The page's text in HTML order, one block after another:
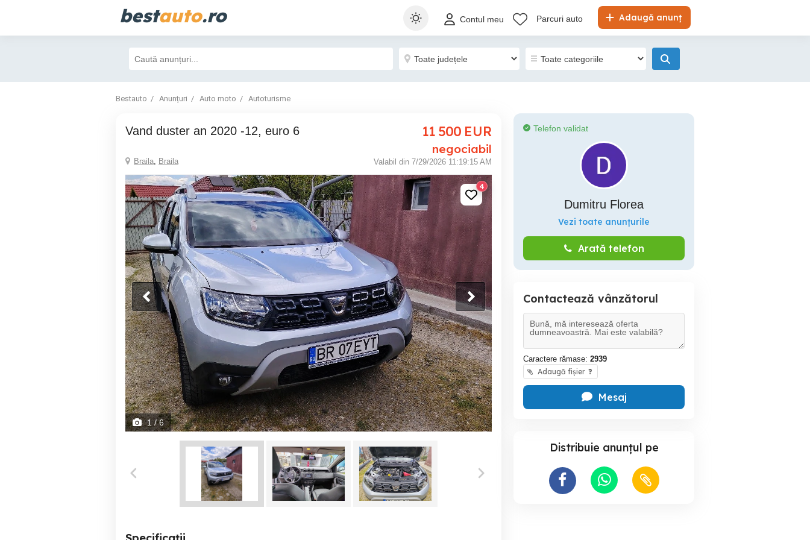
bestauto.ro Adaugă anunț
Contul meu Parcuri auto
Bestauto Anunțuri Auto moto Autoturisme
vand duster an 2020 -12, euro 6 11 500 EUR
negociabil
Braila, Braila Valabil din 7/29/2026 11:19:15 AM
4
1/ 6
Telefon validat
Dumitru Florea
Vezi toate anunțurile
Arată telefon
Contactează vânzătorul
Caractere rămase: 2939
Adaugă fișier ?
Mesaj
Distribuie anunțul pe